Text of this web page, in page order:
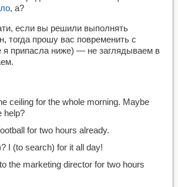
, а?
если вы решили выполнять
тогда прошу вас повременить с
я припасла ниже) — не заглядываем в
ceiling for the whole morning. Maybe
help?
for two hours already.
I (to search) for it all day!
the marketing director for two hours